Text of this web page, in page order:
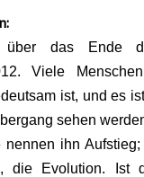
über das Ende
Viele
ist, und es
sehen
ihn
die Evolution. Ist